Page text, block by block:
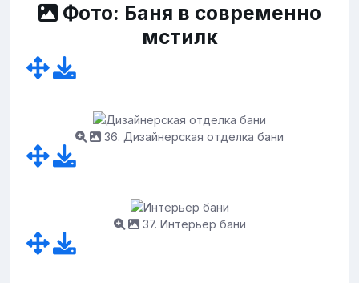
Фото: Баня в современно
мстилк
36. Дизайнерская отделка бани
37. Интерьер бани